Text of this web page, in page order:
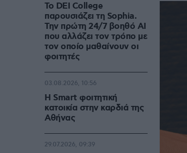
Το DEI College
παρουσιάζει τη Sophia.
Την πρώτη 24/7 βοηθό AI
που αλλάζει τον τρόπο με
τον οποίο μαθαίνουν οι
φοιτητές
Η Smart φοιτητική
κατοικία στην καρδιά της
Αθήνας
03.08.2026, 10:56
29.07.2026, 09:39